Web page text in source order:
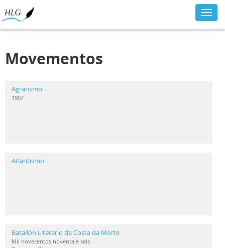
Movementos
Agrarismo
1907
Atlantismo
Batallón Literario da Costa da Morte
Mil novecentos noventa e seis